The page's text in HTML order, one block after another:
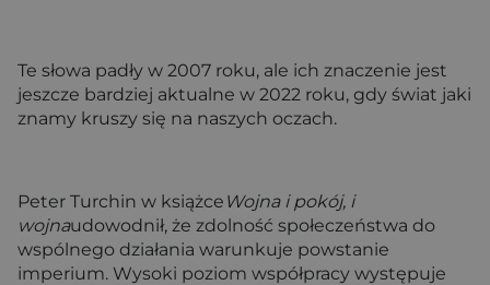
Te słowa padły w 2007 roku, ale ich znaczenie jest
jeszcze bardziej aktualne w 2022 roku, gdy świat jaki
znamy kruszy się na naszych oczach.
Peter Turchin w książce Wojna i pokój, i
wojnaudowodnił, że zdolność społeczeństwa do
wspólnego działania warunkuje powstanie
imperium. Wysoki poziom współpracy występuje